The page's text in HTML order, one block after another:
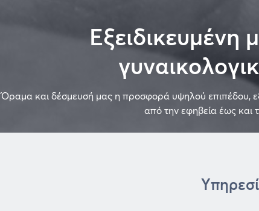
Εξειδικευμένη
Όραμα και δέσμευσή μας η προσφορά υψηλού επιπέδου,
από την εφηβεία έως και